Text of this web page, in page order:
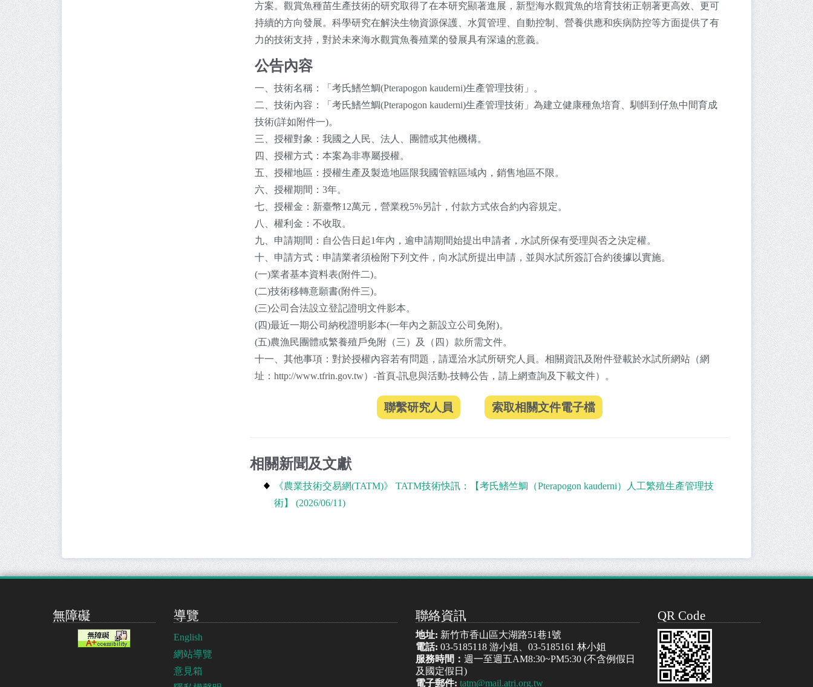
方案。觀賞魚種苗生產技術的研究取得了在本研究顯著進展，新型海水觀賞魚的培育技術正朝著更高效、更可
持續的方向發展。科學研究在解決生物資源保護、水質管理、自動控制、營養供應和疾病防控等方面提供了有
力的技術支持，對於未來海水觀賞魚養殖業的發展具有深遠的意義。
公告內容
一、技術名稱：「考氏鰭竺鯛(Pterapogon kauderni)生產管理技術」。
二、技術內容：「考氏鰭竺鯛(Pterapogon kauderni)生產管理技術」為建立健康種魚培育、馴餌到仔魚中間育成
技術(詳如附件一)。
三、授權對象：我國之人民、法人、團體或其他機構。
四、授權方式：本案為非專屬授權。
五、授權地區：授權生產及製造地區限我國管轄區域內，銷售地區不限。
六、授權期間：3年。
七、授權金：新臺幣12萬元，營業稅5%另計，付款方式依合約內容規定。
八、權利金：不收取。
九、申請期間：自公告日起1年內，逾申請期間始提出申請者，水試所保有受理與否之決定權。
十、申請方式：申請業者須檢附下列文件，向水試所提出申請，並與水試所簽訂合約後據以實施。
(一)業者基本資料表(附件二)。
(二)技術移轉意願書(附件三)。
(三)公司合法設立登記證明文件影本。
(四)最近一期公司納稅證明影本(一年內之新設立公司免附)。
(五)農漁民團體或繁養殖戶免附（三）及（四）款所需文件。
十一、其他事項：對於授權內容若有問題，請逕洽水試所研究人員。相關資訊及附件登載於水試所網站（網
址：http://www.tfrin.gov.tw）-首頁-訊息與活動-技轉公告，請上網查詢及下載文件）。
相關新聞及文獻
《農業技術交易網(TATM)》 TATM技術快訊：【考氏鰭竺鯛（Pterapogon kauderni）人工繁殖生產管理技
術】 (2026/06/11)
無障礙 導覽
English
網站導覽
意見箱
聯絡資訊
地址: 新竹市香山區大湖路51巷1號
電話: 03-5185118 游小姐、03-5185161 林小姐
服務時間： 週一至週五AM8:30~PM5:30 (不含例假日
及國定假日)
電子郵件: tatm@mail.atri.org.tw
QR Code